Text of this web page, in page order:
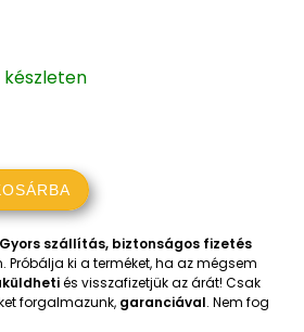
készleten
Gyors szállítás, biztonságos fizetés
Próbálja ki a terméket, ha az mégsem
és visszafizetjük az árát! Csak
forgalmazunk, garanciával. Nem fog